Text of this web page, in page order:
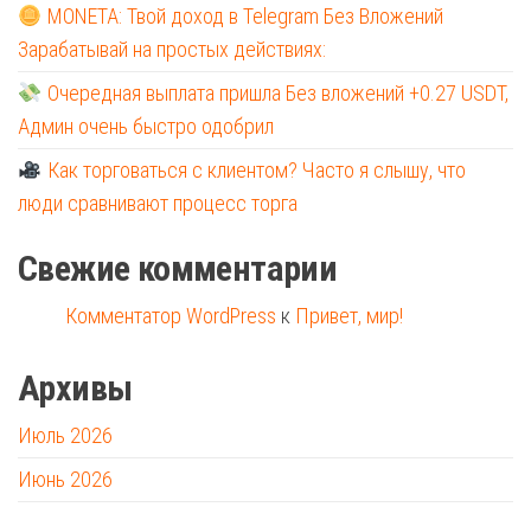
MONETA: Твой доход в Telegram Без Вложений
Зарабатывай на простых действиях:
Очередная выплата пришла Без вложений +0.27 USDT,
Админ очень быстро одобрил
Как торговаться с клиентом? Часто я слышу, что
люди сравнивают процесс торга
Свежие комментарии
Комментатор WordPress к Привет, мир!
Архивы
Июль 2026
Июнь 2026